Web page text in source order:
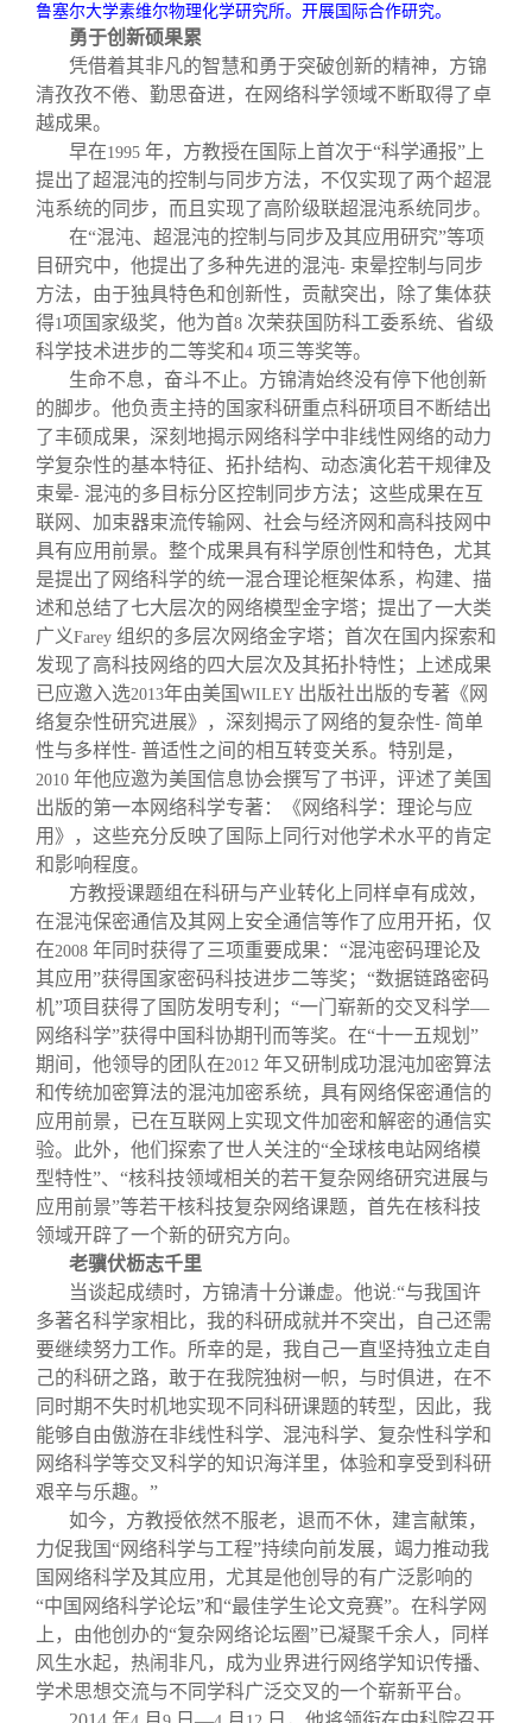
鲁塞尔大学素维尔物理化学研究所。开展国际合作研究。
勇于创新硕果累
凭借着其非凡的智慧和勇于突破创新的精神，方锦
清孜孜不倦、勤思奋进，在网络科学领域不断取得了卓
越成果。
早在1995 年，方教授在国际上首次于“科学通报”上
提出了超混沌的控制与同步方法，不仅实现了两个超混
沌系统的同步，而且实现了高阶级联超混沌系统同步。
在“混沌、超混沌的控制与同步及其应用研究”等项
目研究中，他提出了多种先进的混沌- 束晕控制与同步
方法，由于独具特色和创新性，贡献突出，除了集体获
得1项国家级奖，他为首8 次荣获国防科工委系统、省级
科学技术进步的二等奖和4 项三等奖等。
生命不息，奋斗不止。方锦清始终没有停下他创新
的脚步。他负责主持的国家科研重点科研项目不断结出
了丰硕成果，深刻地揭示网络科学中非线性网络的动力
学复杂性的基本特征、拓扑结构、动态演化若干规律及
束晕- 混沌的多目标分区控制同步方法；这些成果在互
联网、加束器束流传输网、社会与经济网和高科技网中
具有应用前景。整个成果具有科学原创性和特色，尤其
是提出了网络科学的统一混合理论框架体系，构建、描
述和总结了七大层次的网络模型金字塔；提出了一大类
广义Farey 组织的多层次网络金字塔；首次在国内探索和
发现了高科技网络的四大层次及其拓扑特性；上述成果
已应邀入选2013年由美国 WILEY 出版社出版的专著《网
络复杂性研究进展》，深刻揭示了网络的复杂性- 简单
性与多样性- 普适性之间的相互转变关系。特别是，
2010 年他应邀为美国信息协会撰写了书评，评述了美国
出版的第一本网络科学专著：《网络科学：理论与应
用》，这些充分反映了国际上同行对他学术水平的肯定
和影响程度。
方教授课题组在科研与产业转化上同样卓有成效，
在混沌保密通信及其网上安全通信等作了应用开拓，仅
在2008 年同时获得了三项重要成果：“混沌密码理论及
其应用”获得国家密码科技进步二等奖；“数据链路密码
机”项目获得了国防发明专利；“一门崭新的交叉科学—
网络科学”获得中国科协期刊而等奖。在“十一五规划”
期间，他领导的团队在2012 年又研制成功混沌加密算法
和传统加密算法的混沌加密系统，具有网络保密通信的
应用前景，已在互联网上实现文件加密和解密的通信实
验。此外，他们探索了世人关注的“全球核电站网络模
型特性”、“核科技领域相关的若干复杂网络研究进展与
应用前景”等若干核科技复杂网络课题，首先在核科技
领域开辟了一个新的研究方向。
老骥伏枥志千里
当谈起成绩时，方锦清十分谦虚。他说:“与我国许
多著名科学家相比，我的科研成就并不突出，自己还需
要继续努力工作。所幸的是，我自己一直坚持独立走自
己的科研之路，敢于在我院独树一帜，与时俱进，在不
同时期不失时机地实现不同科研课题的转型，因此，我
能够自由傲游在非线性科学、混沌科学、复杂性科学和
网络科学等交叉科学的知识海洋里，体验和享受到科研
艰辛与乐趣。”
如今，方教授依然不服老，退而不休，建言献策，
力促我国“网络科学与工程”持续向前发展，竭力推动我
国网络科学及其应用，尤其是他创导的有广泛影响的
“中国网络科学论坛”和“最佳学生论文竞赛”。在科学网
上，由他创办的“复杂网络论坛圈”已凝聚千余人，同样
风生水起，热闹非凡，成为业界进行网络学知识传播、
学术思想交流与不同学科广泛交叉的一个崭新平台。